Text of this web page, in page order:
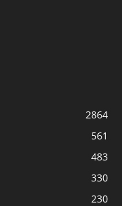
2864
561
483
330
230